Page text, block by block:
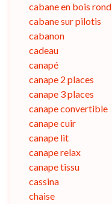
cabane en bois rond
cabane sur pilotis
cabanon
cadeau
canapé
canape 2 places
canape 3 places
canape convertible
canape cuir
canape lit
canape relax
canape tissu
cassina
chaise